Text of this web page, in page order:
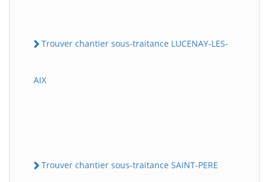
Trouver chantier sous-traitance LUCENAY-LES-
AIX
Trouver chantier sous-traitance SAINT-PERE